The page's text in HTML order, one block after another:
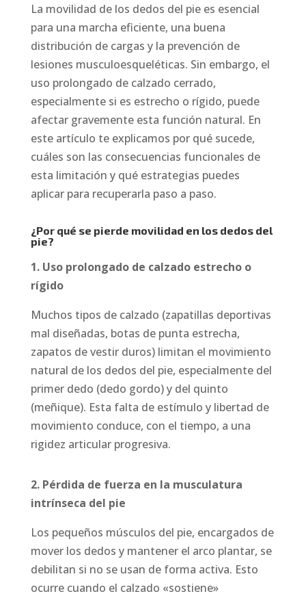
La movilidad de los dedos del pie es esencial
para una marcha eficiente, una buena
distribución de cargas y la prevención de
lesiones musculoesqueléticas. Sin embargo, el
uso prolongado de calzado cerrado,
especialmente si es estrecho o rígido, puede
afectar gravemente esta función natural. En
este artículo te explicamos por qué sucede,
cuáles son las consecuencias funcionales de
esta limitación y qué estrategias puedes
aplicar para recuperarla paso a paso.
¿Por qué se pierde movilidad en los dedos del
pie?
1. Uso prolongado de calzado estrecho o
rígido
Muchos tipos de calzado (zapatillas deportivas
mal diseñadas, botas de punta estrecha,
zapatos de vestir duros) limitan el movimiento
natural de los dedos del pie, especialmente del
primer dedo (dedo gordo) y del quinto
(meñique). Esta falta de estímulo y libertad de
movimiento conduce, con el tiempo, a una
rigidez articular progresiva.
2. Pérdida de fuerza en la musculatura
intrínseca del pie
Los pequeños músculos del pie, encargados de
mover los dedos y mantener el arco plantar, se
debilitan si no se usan de forma activa. Esto
ocurre cuando el calzado «sostiene»